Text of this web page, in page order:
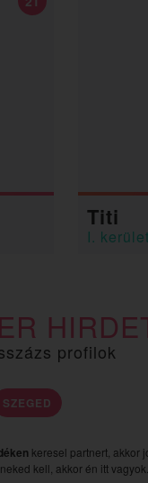
Titi
I.
profilok
SZEGED
keresel partnert, akkor
kell, akkor én itt